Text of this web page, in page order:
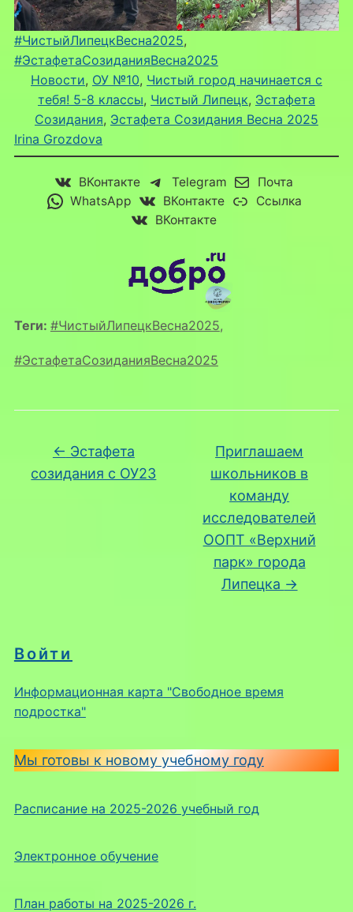
Войти
Информационная карта "Свободное время
подростка"
Мы готовы к новому учебному году
Расписание на 2025-2026 учебный год
Электронное обучение
План работы на 2025-2026 г.
#ЧистыйЛипецкВесна2025
#ЭстафетаСозиданияВесна2025
Новости, ОУ №10, Чистый город начинается с
тебя! 5-8 классы, Чистый Липецк, Эстафета
Созидания, Эстафета Созидания Весна 2025
Irina Grozdova
ВКонтакте Telegram
Почта
WhatsApp
ВКонтакте
Ссылка
ВКонтакте
Теги: #ЧистыйЛипецкВесна2025,
#ЭстафетаСозиданияВесна2025
← Эстафета
созидания с ОУ23
Приглашаем
школьников в
команду
исследователей
ООПТ «Верхний
парк» города
Липецка →